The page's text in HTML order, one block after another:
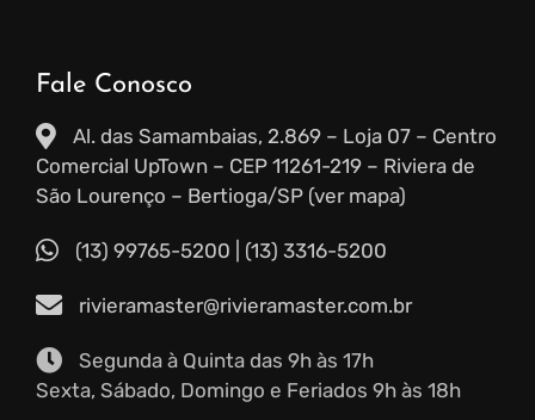
Fale Conosco
Al. das Samambaias, 2.869 – Loja 07 – Centro
Comercial UpTown – CEP 11261-219 – Riviera de
São Lourenço – Bertioga/SP (ver mapa)
(13) 99765-5200 (13) 3316-5200
rivieramaster@rivieramaster.com.br
Segunda à Quinta das 9h às 17h
Sexta, Sábado, Domingo e Feriados 9h às 18h